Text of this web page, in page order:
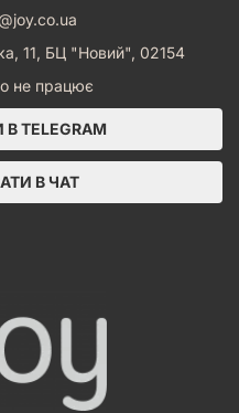
11, БЦ "Новий", 02154
не працює
TELEGRAM
В ЧАТ